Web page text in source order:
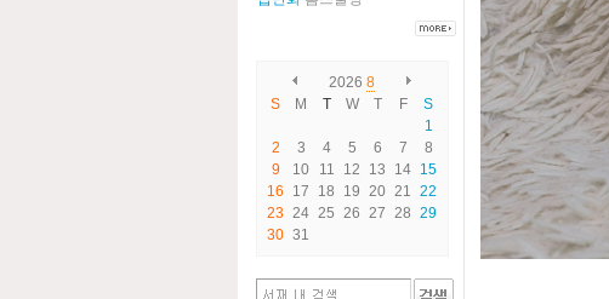
2026 8
S
M T W T F
S
1
2
3 4 5 6 7
8
9
10 11 12 13 14 15
16
17 18 19 20 21 22
23 24 25 26 27 28 29
30 31